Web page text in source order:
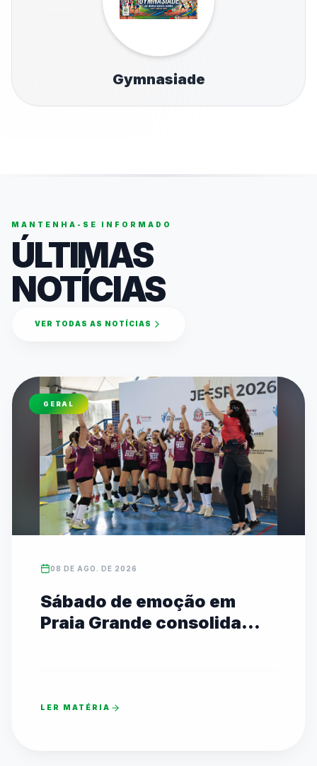
Gymnasiade
MANTENHA-SE INFORMADO
ÚLTIMAS
NOTÍCIAS
VER TODAS AS NOTÍCIAS
GERAL
08 DE AGO. DE 2026
Sábado de emoção em
Praia Grande consolida
LER MATÉRIA